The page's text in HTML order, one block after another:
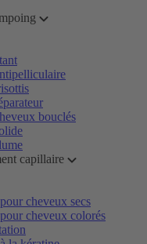
bouclés
capillaire
cheveux secs
cheveux colorés